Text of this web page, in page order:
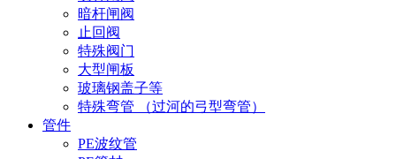
暗杆闸阀
止回阀
特殊阀门
大型闸板
玻璃钢盖子等
特殊弯管 （过河的弓型弯管）
管件
PE波纹管